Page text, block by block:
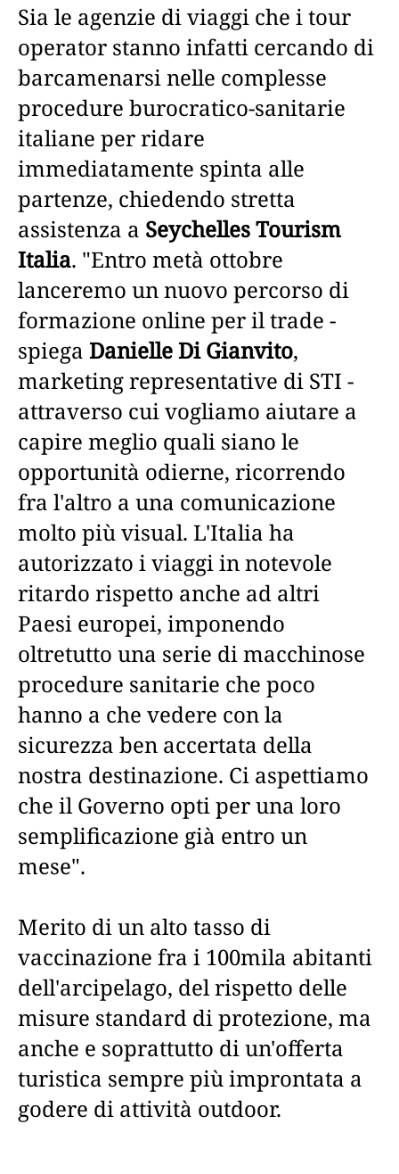
Sia le agenzie di viaggi che i tour
operator stanno infatti cercando di
barcamenarsi nelle complesse
procedure burocratico-sanitarie
italiane per ridare
immediatamente spinta alle
partenze, chiedendo stretta
assistenza a Seychelles Tourism
Italia. "Entro metà ottobre
lanceremo un nuovo percorso di
formazione online per il trade -
spiega Danielle Di Gianvito,
marketing representative di STI -
attraverso cui vogliamo aiutare a
capire meglio quali siano le
opportunità odierne, ricorrendo
fra l'altro a una comunicazione
molto più visual. L'Italia ha
autorizzato i viaggi in notevole
ritardo rispetto anche ad altri
Paesi europei, imponendo
oltretutto una serie di macchinose
procedure sanitarie che poco
hanno a che vedere con la
sicurezza ben accertata della
nostra destinazione. Ci aspettiamo
che il Governo opti per una loro
semplificazione già entro un
mese".
Merito di un alto tasso di
vaccinazione fra i 100mila abitanti
dell'arcipelago, del rispetto delle
misure standard di protezione, ma
anche e soprattutto di un'offerta
turistica sempre più improntata a
godere di attività outdoor.